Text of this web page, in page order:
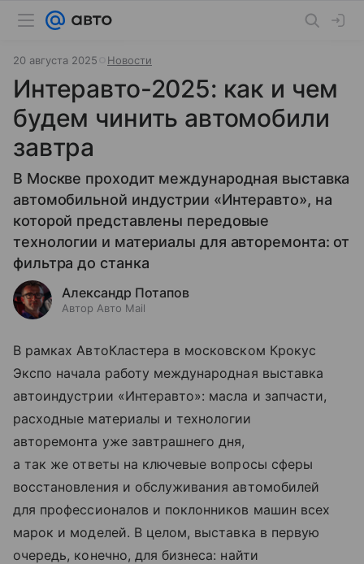
20 августа 2025 Новости
Интеравто-2025: как и чем
будем чинить автомобили
завтра
В Москве проходит международная выставка
автомобильной индустрии «Интеравто», на
которой представлены передовые
технологии и материалы для авторемонта: от
фильтра до станка
Александр Потапов
Автор Авто Mail
В рамках АвтоКластера в московском Крокус
Экспо начала работу международная выставка
автоиндустрии «Интеравто»: масла и запчасти,
расходные материалы и технологии
авторемонта уже завтрашнего дня,
а так же ответы на ключевые вопросы сферы
восстановления и обслуживания автомобилей
для профессионалов и поклонников машин всех
марок и моделей. В целом, выставка в первую
очередь, конечно, для бизнеса: найти